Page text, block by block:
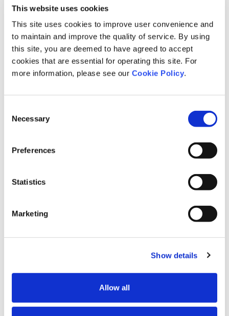
This website uses cookies
This site uses cookies to improve user convenience and
to maintain and improve the quality of service. By using
this site, you are deemed to have agreed to accept
cookies that are essential for operating this site. For
more information, please see our Cookie Policy.
Selection
Necessary
Preferences
Statistics
Marketing
Show details
Allow all
経済新聞社 人財・教育事業ユニットと共催での実施に至りました。
今回の「HR Transformation Summit 2026」には、『シン・日本の経営
悲観バイアスを排す』の著者で、日本の企業経営に詳しい米カリフォ
ルニア大学サンディエゴ教授のウリケ・シェーデ氏や、レゾナックHD
CEOの髙橋 秀仁氏など、様々な登壇者と共に、全10セッションにわた
日本企業が再び世界で躍動するための3つの視座、「世界との相対化」
有識者の知見を掛け合わせ、日本企業の経営を変える、新たな示唆を
日時：2026年8月25日 (火曜日)、8月27日 (木曜日)、9月1日 (火曜日)、